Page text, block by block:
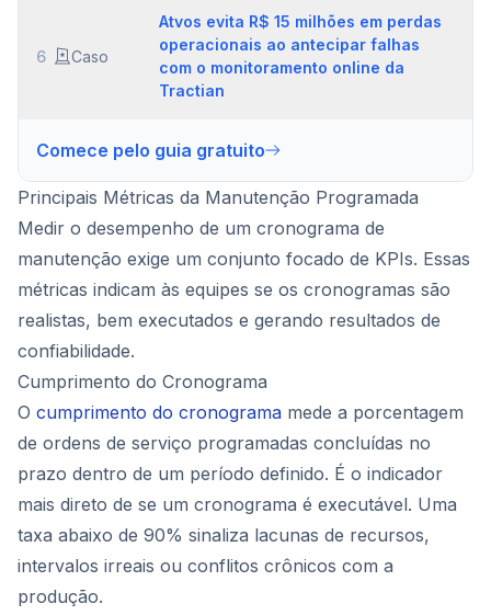
6 Caso
Atvos evita R$ 15 milhões em perdas
operacionais ao antecipar falhas
com o monitoramento online da
Tractian
Comece pelo guia gratuito
Principais Métricas da Manutenção Programada
Medir o desempenho de um cronograma de
manutenção exige um conjunto focado de KPIs. Essas
métricas indicam às equipes se os cronogramas são
realistas, bem executados e gerando resultados de
confiabilidade.
Cumprimento do Cronograma
O cumprimento do cronograma mede a porcentagem
de ordens de serviço programadas concluídas no
prazo dentro de um período definido. É o indicador
mais direto de se um cronograma é executável. Uma
taxa abaixo de 90% sinaliza lacunas de recursos,
intervalos irreais ou conflitos crônicos com a
produção.